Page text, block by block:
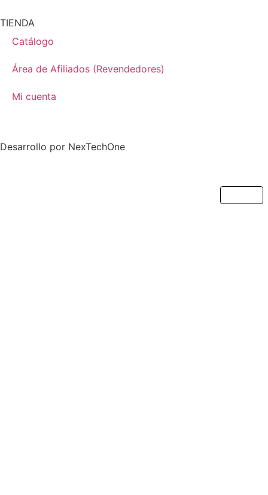
TIENDA
Catálogo
Área de Afiliados (Revendedores)
Mi cuenta
Desarrollo por NexTechOne